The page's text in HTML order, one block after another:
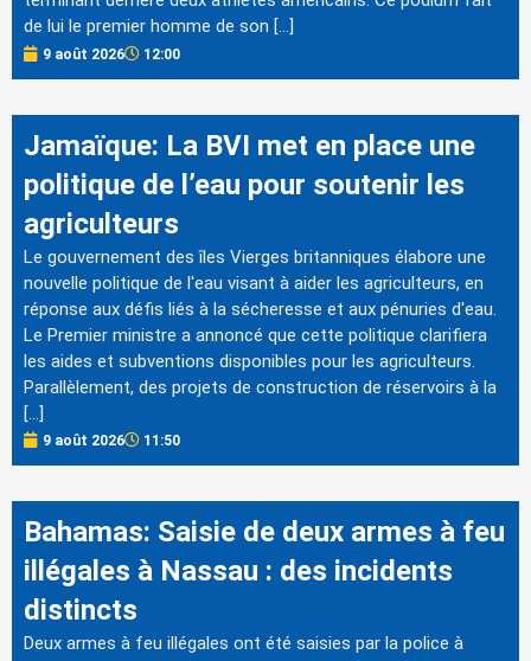
de lui le premier homme de son […]
9 août 2026 12:00
Jamaïque: La BVI met en place une
politique de l’eau pour soutenir les
agriculteurs
Le gouvernement des îles Vierges britanniques élabore une
nouvelle politique de l'eau visant à aider les agriculteurs, en
réponse aux défis liés à la sécheresse et aux pénuries d'eau.
Le Premier ministre a annoncé que cette politique clarifiera
les aides et subventions disponibles pour les agriculteurs.
Parallèlement, des projets de construction de réservoirs à la
[…]
9 août 2026 11:50
Bahamas: Saisie de deux armes à feu
illégales à Nassau : des incidents
distincts
Deux armes à feu illégales ont été saisies par la police à